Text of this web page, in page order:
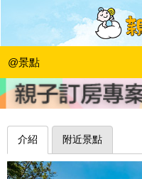
@景點
紅磚探索區×眷
情連結在地記憶
小菲親子玩樂生活|2025-03-
介紹 附近景點